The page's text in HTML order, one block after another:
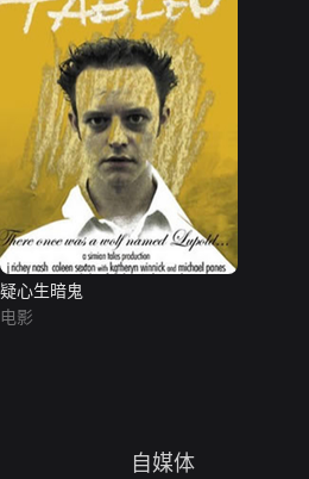
疑心生暗鬼
电影
自媒体